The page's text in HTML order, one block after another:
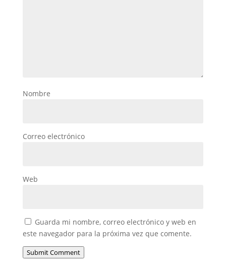
Nombre
Correo electrónico
Web
Guarda mi nombre, correo electrónico y web en
este navegador para la próxima vez que comente.
Submit Comment